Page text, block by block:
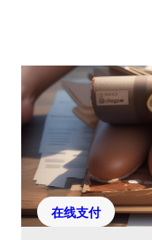
在线支付